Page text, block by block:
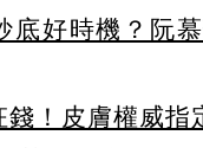
底好時機？阮
！皮膚權威指